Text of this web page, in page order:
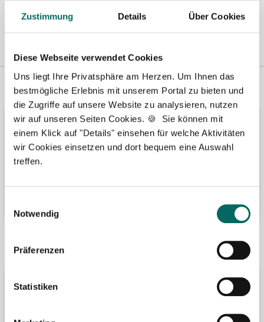
Zustimmung Details Über Cookies
Diese Webseite verwendet Cookies
Uns liegt Ihre Privatsphäre am Herzen. Um Ihnen das
bestmögliche Erlebnis mit unserem Portal zu bieten und
die Zugriffe auf unsere Website zu analysieren, nutzen
wir auf unseren Seiten Cookies. 🍪 Sie können mit
einem Klick auf "Details" einsehen für welche Aktivitäten
wir Cookies einsetzen und dort bequem eine Auswahl
treffen.
Notwendig
Präferenzen
Statistiken
Vertreten in Wir fördern
Bäume pflanzen Kooperation mit